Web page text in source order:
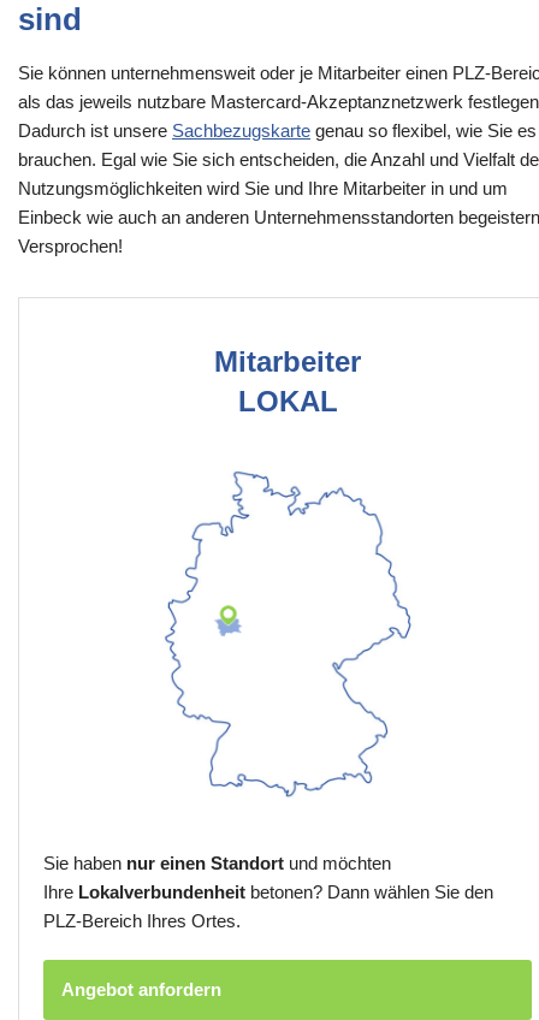
sind
Sie können unternehmensweit oder je Mitarbeiter einen PLZ-
als das jeweils nutzbare Mastercard-Akzeptanznetzwerk
Dadurch ist unsere Sachbezugskarte genau so flexibel, wie Sie es
brauchen. Egal wie Sie sich entscheiden, die Anzahl und Vielfalt
Nutzungsmöglichkeiten wird Sie und Ihre Mitarbeiter in und um
Einbeck wie auch an anderen Unternehmensstandorten
Versprochen!
Mitarbeiter
LOKAL
Sie haben nur einen Standort und möchten
Ihre Lokalverbundenheit betonen? Dann wählen Sie den
PLZ-Bereich Ihres Ortes.
Angebot anfordern